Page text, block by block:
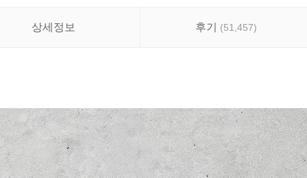
상세정보 후기 (51,457)